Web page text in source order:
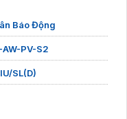
Báo Động
PV-S2
SL(D)